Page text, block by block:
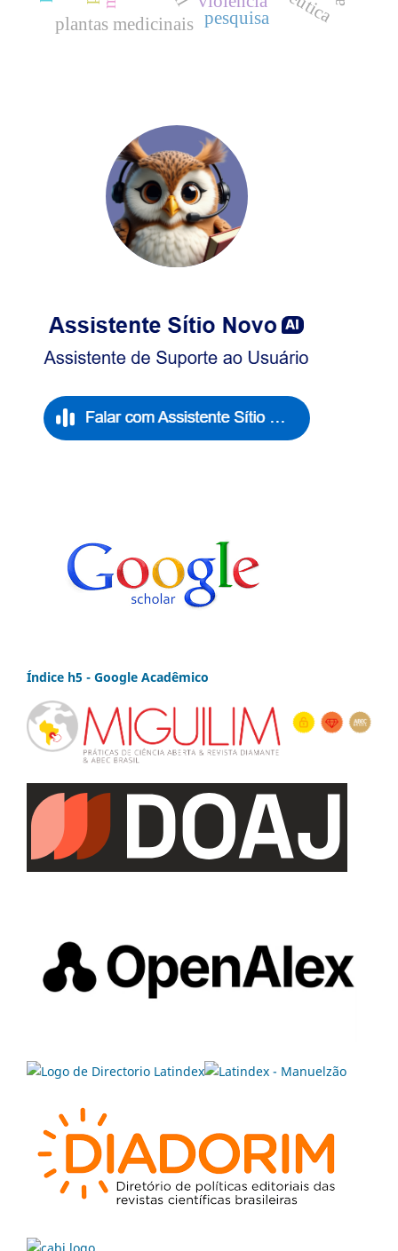
plantas medicinais pesquisa
Índice h5 - Google Acadêmico